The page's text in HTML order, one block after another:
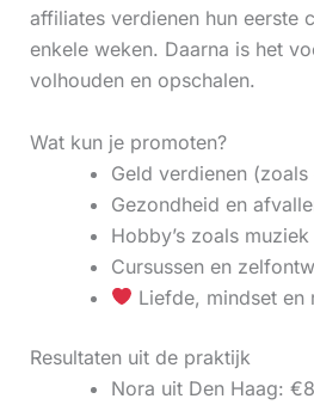
affiliates verdienen hun eerste
enkele weken. Daarna is het
volhouden en opschalen.
Wat kun je promoten?
Geld verdienen
Gezondheid en
Hobby’s zoals
Cursussen en
Liefde, mindset en
Resultaten uit de praktijk
Nora uit Den Haag: